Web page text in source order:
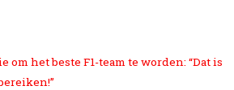
het beste F1-team te worden: “Dat is